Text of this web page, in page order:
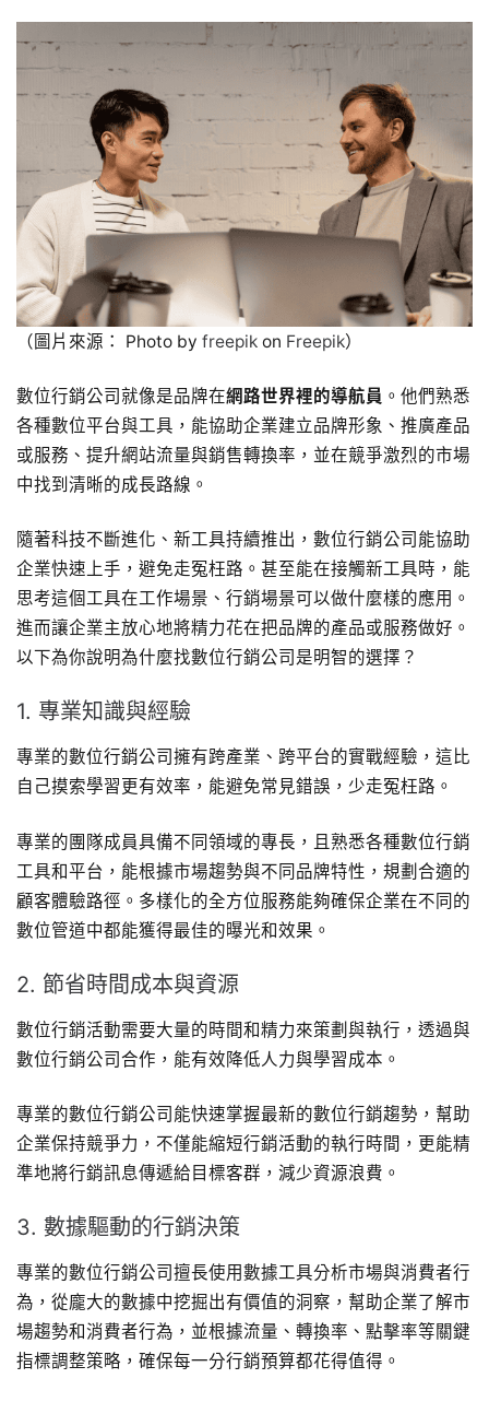
（圖片來源： Photo by freepik on Freepik）
數位行銷公司就像是品牌在網路世界裡的導航員 。他們熟悉
各種數位平台與工具，能協助企業建立品牌形象、推廣產品
或服務、提升網站流量與銷售轉換率，並在競爭激烈的市場
中找到清晰的成長路線。
隨著科技不斷進化、新工具持續推出，數位行銷公司能協助
企業快速上手，避免走冤枉路。甚至能在接觸新工具時，能
思考這個工具在工作場景、行銷場景可以做什麼樣的應用。
進而讓企業主放心地將精力花在把品牌的產品或服務做好。
以下為你說明為什麼找數位行銷公司是明智的選擇？
1. 專業知識與經驗
專業的數位行銷公司擁有跨產業、跨平台的實戰經驗，這比
自己摸索學習更有效率，能避免常見錯誤，少走冤枉路。
專業的團隊成員具備不同領域的專長，且熟悉各種數位行銷
工具和平台，能根據市場趨勢與不同品牌特性，規劃合適的
顧客體驗路徑。多樣化的全方位服務能夠確保企業在不同的
數位管道中都能獲得最佳的曝光和效果。
2. 節省時間成本與資源
數位行銷活動需要大量的時間和精力來策劃與執行，透過與
數位行銷公司合作，能有效降低人力與學習成本。
專業的數位行銷公司能快速掌握最新的數位行銷趨勢，幫助
企業保持競爭力，不僅能縮短行銷活動的執行時間，更能精
準地將行銷訊息傳遞給目標客群，減少資源浪費。
3. 數據驅動的行銷決策
專業的數位行銷公司擅長使用數據工具分析市場與消費者行
為，從龐大的數據中挖掘出有價值的洞察，幫助企業了解市
場趨勢和消費者行為，並根據流量、轉換率、點擊率等關鍵
指標調整策略，確保每一分行銷預算都花得值得。